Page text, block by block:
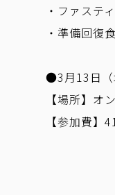
・ファステ
・準備回復
●3月13日（
【場所】オ
【参加費